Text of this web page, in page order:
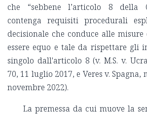
che “sebbene l’articolo 8 della
contenga requisiti procedurali
decisionale che conduce alle
essere equo e tale da rispettare gli
singolo dall'articolo 8 (v. M.S. v.
70, 11 luglio 2017, e Veres v. Spagna,
novembre 2022).
La premessa da cui muove la